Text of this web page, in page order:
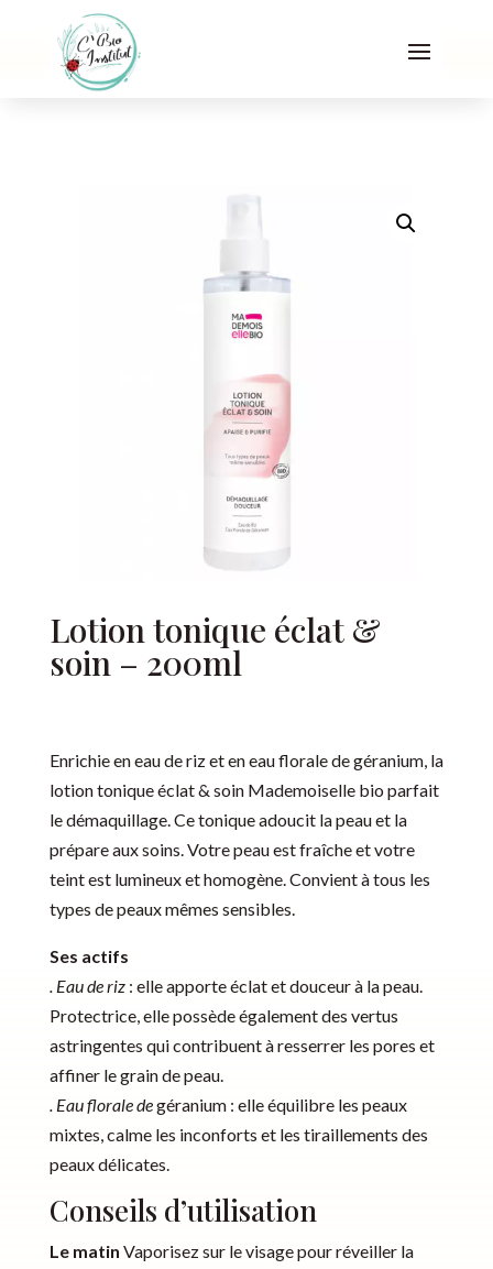
Lotion tonique éclat &
soin – 200ml
Enrichie en eau de riz et en eau florale de géranium, la
lotion tonique éclat & soin Mademoiselle bio parfait
le démaquillage. Ce tonique adoucit la peau et la
prépare aux soins. Votre peau est fraîche et votre
teint est lumineux et homogène. Convient à tous les
types de peaux mêmes sensibles.
Ses actifs
. Eau de riz : elle apporte éclat et douceur à la peau.
Protectrice, elle possède également des vertus
astringentes qui contribuent à resserrer les pores et
affiner le grain de peau.
. Eau florale degéranium : elle équilibre les peaux
mixtes, calme les inconforts et les tiraillements des
peaux délicates.
Conseils d’utilisation
Le matin Vaporisez sur le visage pour réveiller la